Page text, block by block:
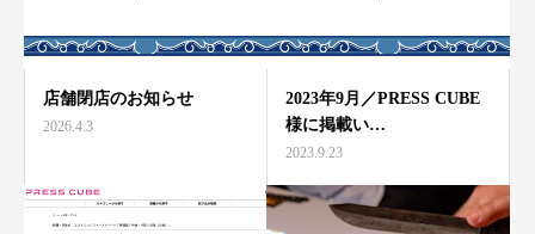
店舗閉店のお知らせ
2026.4.3
2023年9月／PRESS CUBE
様に掲載い…
2023.9.23